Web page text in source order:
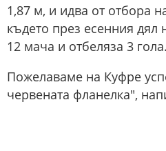
1,87 м, и идва от отбора
където през есенния дял
12 мача и отбеляза 3 гола.
Пожелаваме на Куфре
червената фланелка",